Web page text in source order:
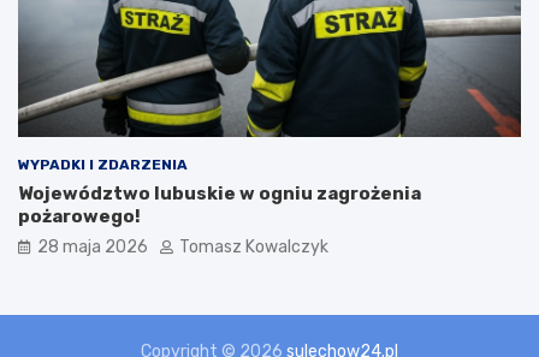
WYPADKI I ZDARZENIA
Województwo lubuskie w ogniu zagrożenia
pożarowego!
28 maja 2026 Tomasz Kowalczyk
Copyright © 2026 sulechow24.pl